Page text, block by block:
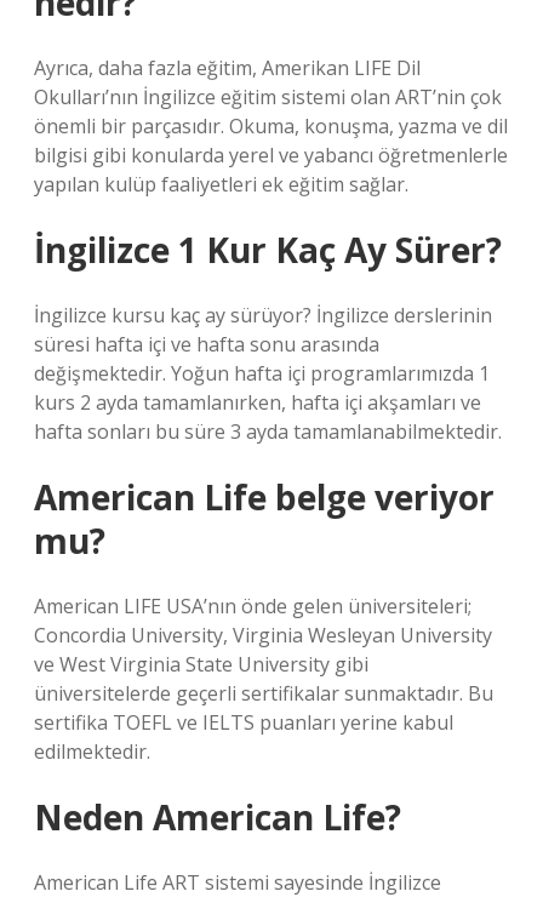
Ayrıca, daha fazla eğitim, Amerikan LIFE Dil
Okulları’nın İngilizce eğitim sistemi olan ART’nin çok
önemli bir parçasıdır. Okuma, konuşma, yazma ve dil
bilgisi gibi konularda yerel ve yabancı öğretmenlerle
yapılan kulüp faaliyetleri ek eğitim sağlar.
İngilizce 1 Kur Kaç Ay Sürer?
İngilizce kursu kaç ay sürüyor? İngilizce derslerinin
süresi hafta içi ve hafta sonu arasında
değişmektedir. Yoğun hafta içi programlarımızda 1
kurs 2 ayda tamamlanırken, hafta içi akşamları ve
hafta sonları bu süre 3 ayda tamamlanabilmektedir.
American Life belge veriyor
mu?
American LIFE USA’nın önde gelen üniversiteleri;
Concordia University, Virginia Wesleyan University
ve West Virginia State University gibi
üniversitelerde geçerli sertifikalar sunmaktadır. Bu
sertifika TOEFL ve IELTS puanları yerine kabul
edilmektedir.
Neden American Life?
American Life ART sistemi sayesinde İngilizce